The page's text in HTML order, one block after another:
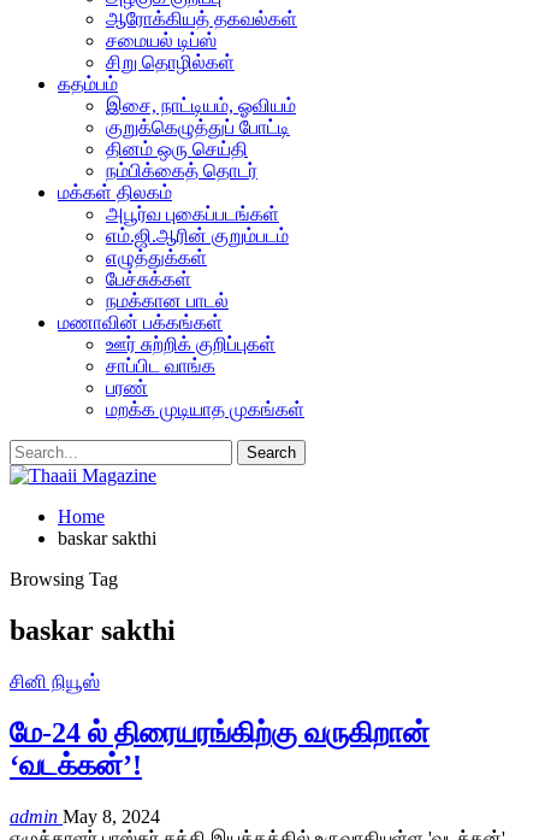
ஆரோக்கியத் தகவல்கள்
சமையல் டிப்ஸ்
சிறு தொழில்கள்
கதம்பம்
இசை, நாட்டியம், ஓவியம்
குறுக்கெழுத்துப் போட்டி
தினம் ஒரு செய்தி
நம்பிக்கைத் தொடர்
மக்கள் திலகம்
அபூர்வ புகைப்படங்கள்
எம்.ஜி.ஆரின் குறும்படம்
எழுத்துக்கள்
பேச்சுக்கள்
நமக்கான பாடல்
மணாவின் பக்கங்கள்
ஊர் சுற்றிக் குறிப்புகள்
சாப்பிட வாங்க
பரண்
மறக்க முடியாத முகங்கள்
Home
baskar sakthi
Browsing Tag
baskar sakthi
சினி நியூஸ்
மே-24 ல் திரையரங்கிற்கு வருகிறான்
‘வடக்கன்’!
admin May 8, 2024